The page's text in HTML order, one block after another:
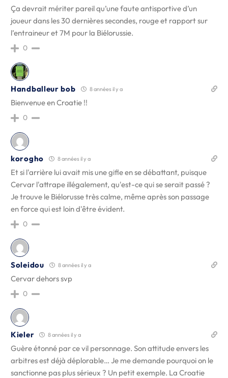
Ça devrait mériter pareil qu’une faute antisportive d’un
joueur dans les 30 dernières secondes, rouge et rapport sur
l’entraineur et 7M pour la Biélorussie.
0
Handballeur bob 8 années il y a
Bienvenue en Croatie !!
0
korogho 8 années il y a
Et si l'arrière lui avait mis une gifle en se débattant, puisque
Cervar l'attrape illégalement, qu'est-ce qui se serait passé ?
Je trouve le Biélorusse très calme, même après son passage
en force qui est loin d'être évident.
0
Soleidou 8 années il y a
Cervar dehors svp
0
Kieler 8 années il y a
Guère étonné par ce vil personnage. Son attitude envers les
arbitres est déjà déplorable… Je me demande pourquoi on le
sanctionne pas plus sérieux ? Un petit exemple. La Croatie